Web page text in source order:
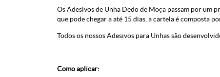
Os Adesivos de Unha Dedo de Moça passam por
que pode chegar a até 15 dias, a cartela é composta
Todos os nossos Adesivos para Unhas são
Como aplicar: